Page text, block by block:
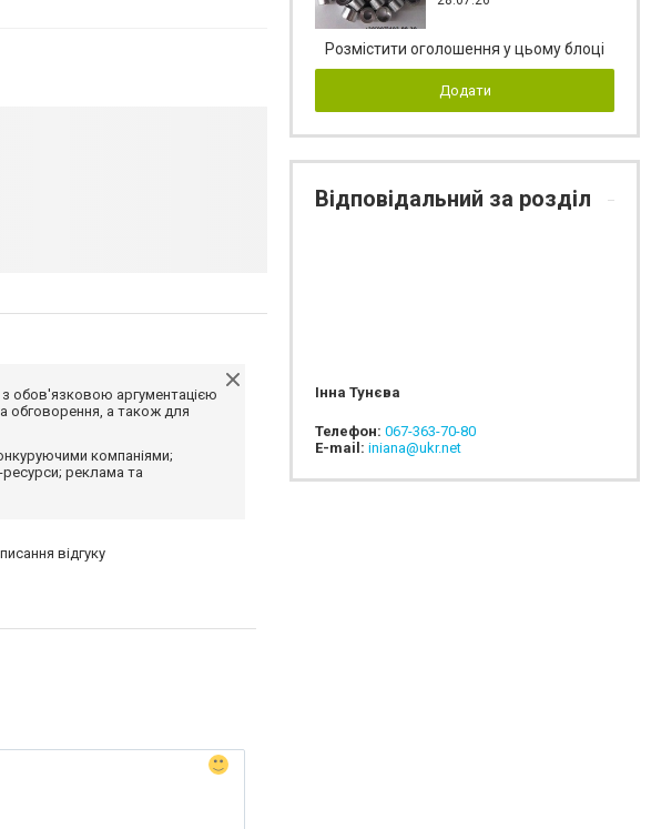
обов'язковою аргументацією
обговорення, а також для
компаніями;
ресурси; реклама та
відгуку
Розмістити оголошення у цьому блоці
Додати
Відповідальний за розділ
Інна Тунєва
Телефон: 067-363-70-80
E-mail: iniana@ukr.net